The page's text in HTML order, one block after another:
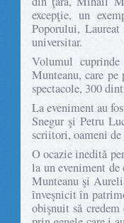
excepţie, un
Poporului,
universitar.
Volumul
Munteanu, care
spectacole, 300
La eveniment au
Snegur şi Petru
scriitori, oameni
O ocazie inedită
la un eveniment
Munteanu şi
înveşnicit în
obişnuit să